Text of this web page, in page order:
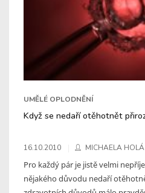
UMĚLÉ OPLODNĚNÍ
Když se nedaří otěhotnět
16.10.2010 MICHAELA HOLÁ
Pro každý pár je jistě velmi
nějakého důvodu nedaří